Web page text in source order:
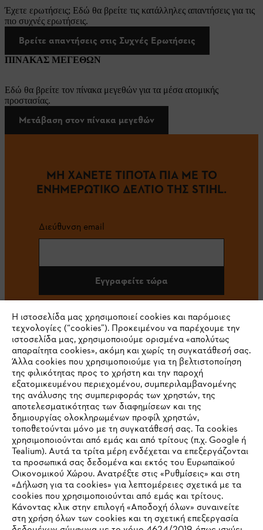
Έχετε ερωτήσεις; Εδώ θα βρείτε τις κατάλληλες απαντήσεις για τις
πιο συχνές ερωτήσεις.
Βρείτε απαντήσεις στις Συχνές Ερωτήσεις
ΠΙΝΑΚΑΣ ΜΕΓΕΘΩΝ
Εδώ θα βρείτε τον πίνακα μεγεθών για τα μέσα ατομικής
προστασίας.
Μετάβαση στον πίνακα μεγεθών
ΜΗ ΧΑΝΕΤΕ ΤΙΠΟΤΑ ΠΙΑ ΜΕ ΤΟ
ΕΝΗΜΕΡΩΤΙΚΟ ΔΕΛΤΙΟ ΤΗΣ STIHL.
Διεύθυνση email
Εγγραφείτε τώρα
#STIHL
Εταιρεία
STIHL Συχνές ερωτήσεις
Η ιστοσελίδα μας χρησιμοποιεί cookies και παρόμοιες
τεχνολογίες (“cookies”). Προκειμένου να παρέχουμε την
ιστοσελίδα μας, χρησιμοποιούμε ορισμένα «απολύτως
απαραίτητα cookies», ακόμη και χωρίς τη συγκατάθεσή σας.
Άλλα cookies που χρησιμοποιούμε για τη βελτιστοποίηση
της φιλικότητας προς το χρήστη και την παροχή
εξατομικευμένου περιεχομένου, συμπεριλαμβανομένης
της ανάλυσης της συμπεριφοράς των χρηστών, της
αποτελεσματικότητας των διαφημίσεων και της
δημιουργίας ολοκληρωμένων προφίλ χρηστών,
τοποθετούνται μόνο με τη συγκατάθεσή σας. Τα cookies
χρησιμοποιούνται από εμάς και από τρίτους (π.χ. Google ή
Tealium). Αυτά τα τρίτα μέρη ενδέχεται να επεξεργάζονται
τα προσωπικά σας δεδομένα και εκτός του Ευρωπαϊκού
Οικονομικού Χώρου. Ανατρέξτε στις «Ρυθμίσεις» και στη
«Δήλωση για τα cookies» για λεπτομέρειες σχετικά με τα
cookies που χρησιμοποιούνται από εμάς και τρίτους.
Κάνοντας κλικ στην επιλογή «Αποδοχή όλων» συναινείτε
στη χρήση όλων των cookies και τη σχετική επεξεργασία